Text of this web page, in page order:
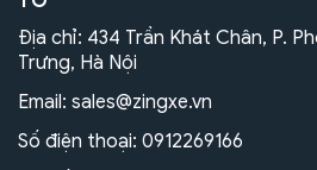
Địa chỉ: 434 Trần Khát Chân, P.
Trưng, Hà Nội
Email: sales@zingxe.vn
Số điện thoại: 0912269166